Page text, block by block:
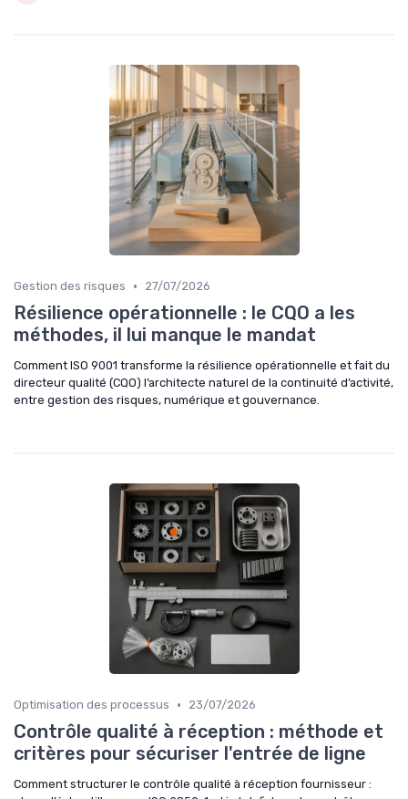
Gestion des risques • 27/07/2026
Résilience opérationnelle : le CQO a les
méthodes, il lui manque le mandat
Comment ISO 9001 transforme la résilience opérationnelle et fait du
directeur qualité (CQO) l’architecte naturel de la continuité d’activité,
entre gestion des risques, numérique et gouvernance.
Optimisation des processus • 23/07/2026
Contrôle qualité à réception : méthode et
critères pour sécuriser l'entrée de ligne
Comment structurer le contrôle qualité à réception fournisseur :